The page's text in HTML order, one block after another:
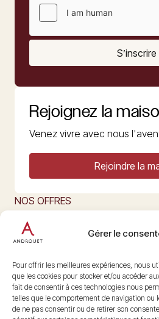
Gérer le
Pour offrir les meilleures expériences, nous
que les cookies pour stocker et/ou accéder
fait de consentir à ces technologies nous
telles que le comportement de navigation ou
de ne pas consentir ou de retirer son
S’inscrire
Rejoignez la
Venez vivre avec nous
Rejoindre la
NOS OFFRES
L’ART DU FROMAGE
Nous suivre
@maisonandrouet
Copyright © 2026
Site parMake